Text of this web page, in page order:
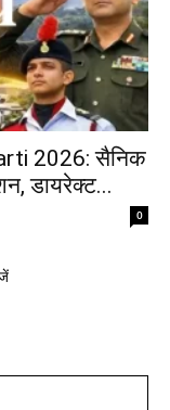
2026: सैनिक
डायरेक्ट...
0